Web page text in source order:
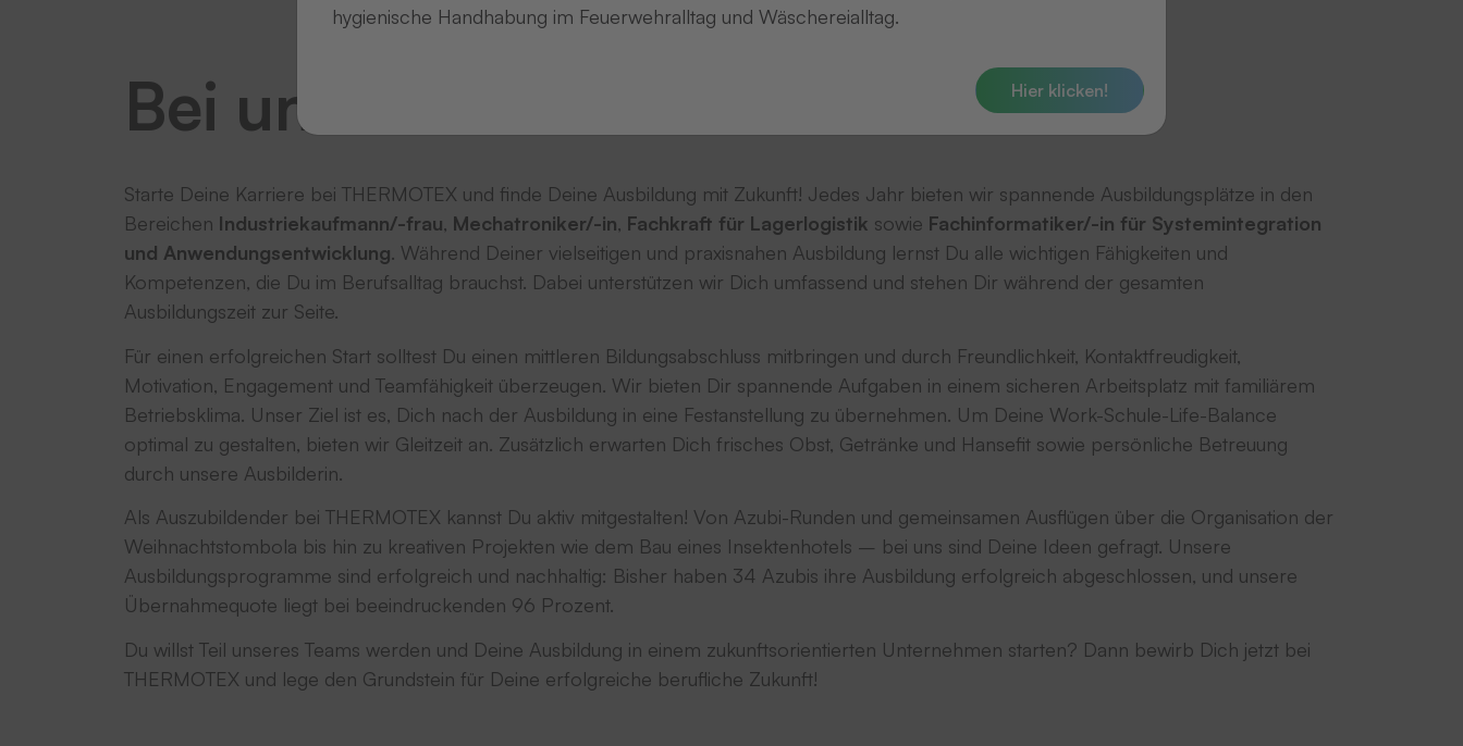
Bei uns Azubi sein
Starte Deine Karriere bei THERMOTEX und finde Deine Ausbildung mit Zukunft! Jedes Jahr bieten wir spannende Ausbildungsplätze in den
Bereichen Industriekaufmann/-frau, Mechatroniker/-in, Fachkraft für Lagerlogistik sowie Fachinformatiker/-in für Systemintegration
und Anwendungsentwicklung. Während Deiner vielseitigen und praxisnahen Ausbildung lernst Du alle wichtigen Fähigkeiten und
Kompetenzen, die Du im Berufsalltag brauchst. Dabei unterstützen wir Dich umfassend und stehen Dir während der gesamten
Ausbildungszeit zur Seite.
Für einen erfolgreichen Start solltest Du einen mittleren Bildungsabschluss mitbringen und durch Freundlichkeit, Kontaktfreudigkeit,
Motivation, Engagement und Teamfähigkeit überzeugen. Wir bieten Dir spannende Aufgaben in einem sicheren Arbeitsplatz mit familiärem
Betriebsklima. Unser Ziel ist es, Dich nach der Ausbildung in eine Festanstellung zu übernehmen. Um Deine Work-Schule-Life-Balance
optimal zu gestalten, bieten wir Gleitzeit an. Zusätzlich erwarten Dich frisches Obst, Getränke und Hansefit sowie persönliche Betreuung
durch unsere Ausbilderin.
Als Auszubildender bei THERMOTEX kannst Du aktiv mitgestalten! Von Azubi-Runden und gemeinsamen Ausflügen über die Organisation der
Weihnachtstombola bis hin zu kreativen Projekten wie dem Bau eines Insektenhotels – bei uns sind Deine Ideen gefragt. Unsere
Ausbildungsprogramme sind erfolgreich und nachhaltig: Bisher haben 34 Azubis ihre Ausbildung erfolgreich abgeschlossen, und unsere
Übernahmequote liegt bei beeindruckenden 96 Prozent.
Du willst Teil unseres Teams werden und Deine Ausbildung in einem zukunftsorientierten Unternehmen starten? Dann bewirb Dich jetzt bei
THERMOTEX und lege den Grundstein für Deine erfolgreiche berufliche Zukunft!
hygienische Handhabung im Feuerwehralltag und Wäschereialltag.
Hier klicken!